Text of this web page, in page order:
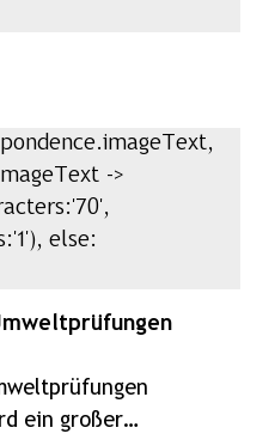
ein großer…